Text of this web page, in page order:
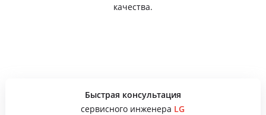
качества.
Быстрая консультация
сервисного инженера LG